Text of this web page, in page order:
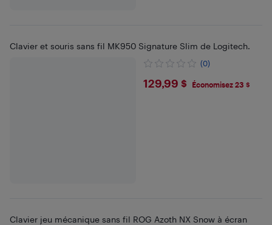
Clavier et souris sans fil MK950 Signature Slim de Logitech.
(0)
$129.99
129,99 $ Économisez 23 $
Clavier jeu mécanique sans fil ROG Azoth NX Snow à écran